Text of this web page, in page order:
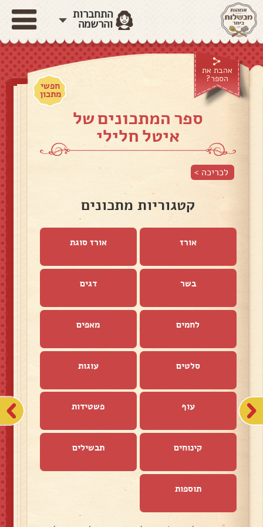
התחברות
והרשמה
אהבת את
הספר?
חפשי
מתכון
ספר המתכונים של
איטל חלילי
לכריכה >
קטגוריות מתכונים
אורז אורז סוגת
בשר דגים
לחמים מאפים
סלטים עוגות
עוף פשטידות
קינוחים תבשילים
תוספות